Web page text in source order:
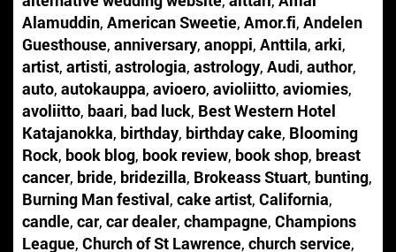
Alamuddin, American Sweetie, Amor.fi, Andelen
Guesthouse, anniversary, anoppi, Anttila, arki,
artist, artisti, astrologia, astrology, Audi, author,
auto, autokauppa, avioero, avioliitto, aviomies,
avoliitto, baari, bad luck, Best Western Hotel
Katajanokka, birthday, birthday cake, Blooming
Rock, book blog, book review, book shop, breast
cancer, bride, bridezilla, Brokeass Stuart, bunting,
Burning Man festival, cake artist, California,
candle, car, car dealer, champagne, Champions
League, Church of St Lawrence, church service,